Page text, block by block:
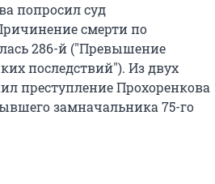
попросил суд
смерти по
286-й ("Превышение
последствий"). Из двух
преступление Прохоренкова
замначальника 75-го